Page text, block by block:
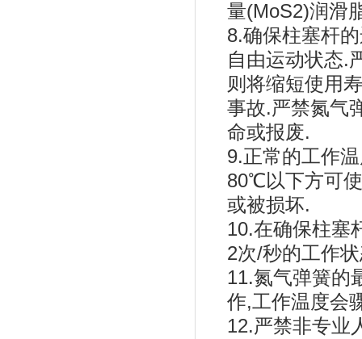
量(MoS2)润滑
8.确保柱塞杆
自由运动状态.
则将缩短使用
事故.严禁氮气
命或报废.
9.正常的工作
80℃以下方可
或被损坏.
10.在确保柱塞
2次/秒的工作
11.氮气弹簧的
作,工作温度会
12.严禁非专业